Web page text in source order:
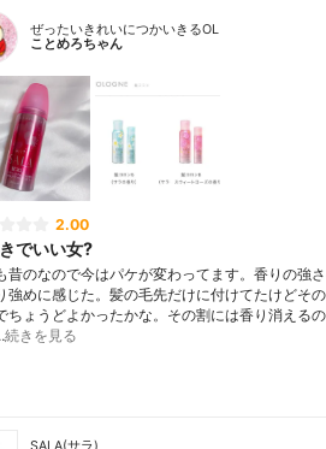
ぜったいきれいにつかいきるOL
ことめろちゃん
2.00
でいい女?
昔のなので今はパケが変わってます。香りの強
強めに感じた。髪の毛先だけに付けてたけどその
ちょうどよかったかな。その割には香り消える
続きを見る